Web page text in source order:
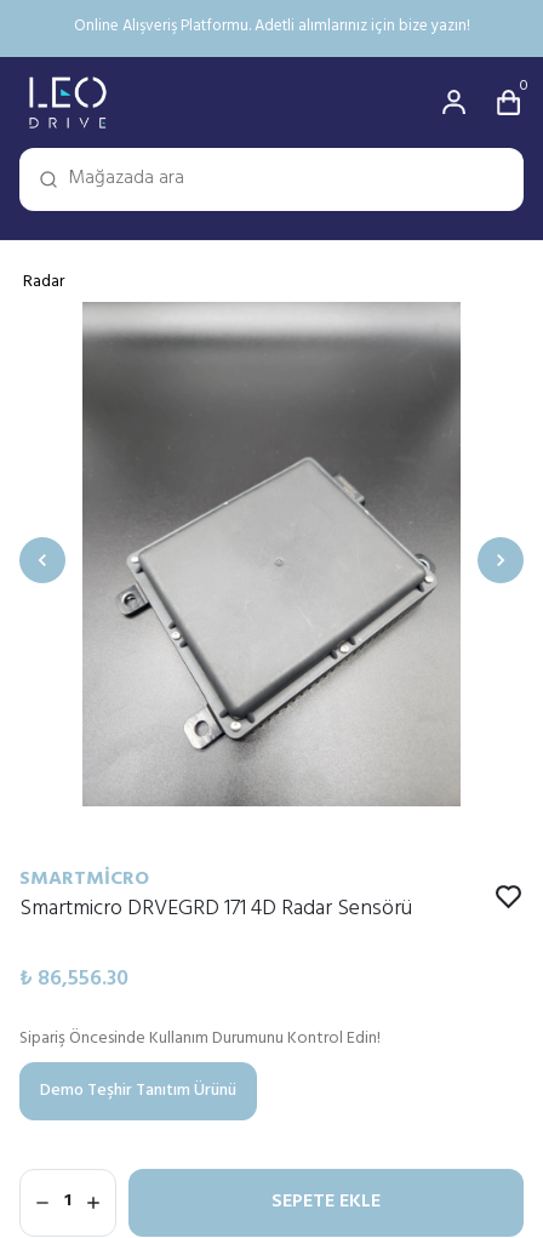
Online Alışveriş Platformu. Adetli alımlarınız için bize yazın!
0
Radar
SMARTMICRO
Smartmicro DRVEGRD 171 4D Radar Sensörü
₺ 86,556.30
Sipariş Öncesinde Kullanım Durumunu Kontrol Edin!
Demo Teşhir Tanıtım Ürünü
1 SEPETE EKLE